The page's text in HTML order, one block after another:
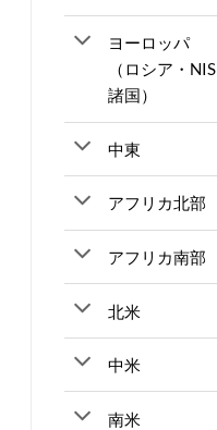
ヨーロッパ
（ロシア・NIS
諸国）
中東
アフリカ北部
アフリカ南部
北米
中米
南米